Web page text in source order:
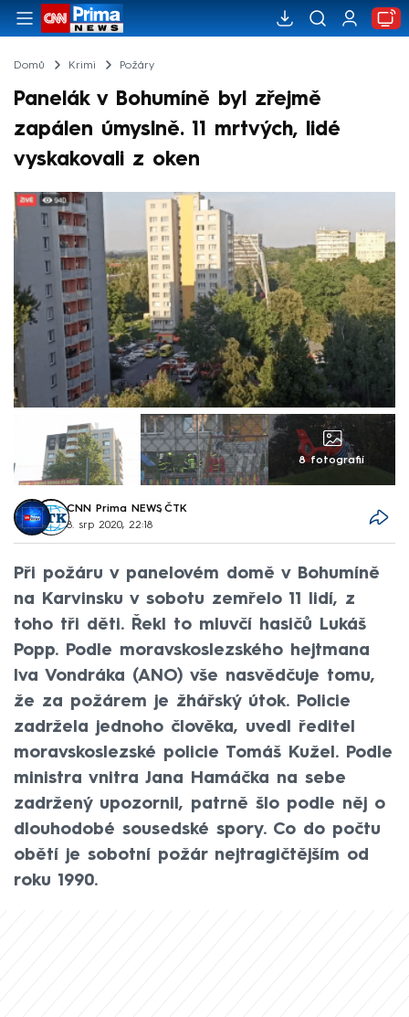
Domů Krimi Požáry
Panelák v Bohumíně byl zřejmě
zapálen úmyslně. 11 mrtvých, lidé
vyskakovali z oken
8 fotografií
CNN Prima NEWS, ČTK
8. srp 2020, 22:18
Při požáru v panelovém domě v Bohumíně
na Karvinsku v sobotu zemřelo 11 lidí, z
toho tři děti. Řekl to mluvčí hasičů Lukáš
Popp. Podle moravskoslezského hejtmana
Iva Vondráka (ANO) vše nasvědčuje tomu,
že za požárem je žhářský útok. Policie
zadržela jednoho člověka, uvedl ředitel
moravskoslezské policie Tomáš Kužel. Podle
ministra vnitra Jana Hamáčka na sebe
zadržený upozornil, patrně šlo podle něj o
dlouhodobé sousedské spory. Co do počtu
obětí je sobotní požár nejtragičtějším od
roku 1990.